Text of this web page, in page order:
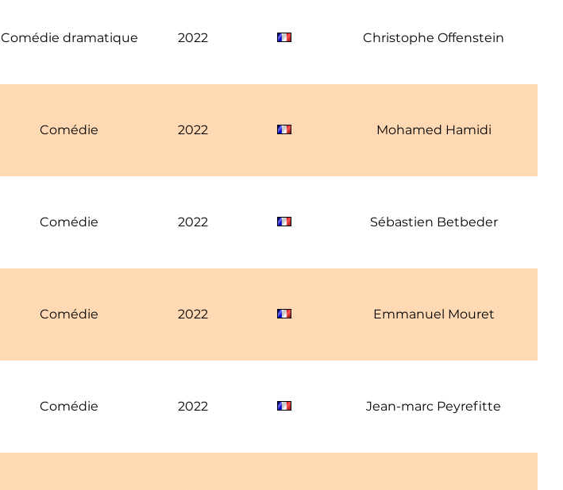
Comédie dramatique 2022 Christophe Offenstein
Comédie 2022 Mohamed Hamidi
Comédie 2022 Sébastien Betbeder
Comédie 2022 Emmanuel Mouret
Comédie 2022 Jean-marc Peyrefitte